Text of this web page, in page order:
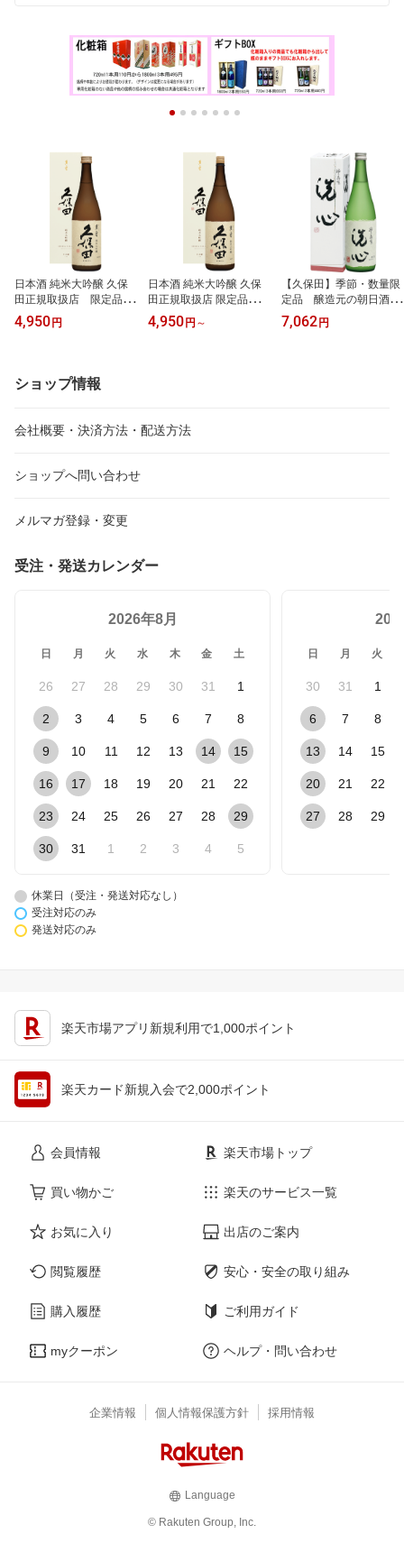
日本酒 純米大吟醸 久保
田正規取扱店 限定品
『久保田 萬寿 純米大吟
醸 720ml 化粧箱入』日本
ント 最高 日本酒 ギフ
ト 日本酒 純米大吟醸 日
ト 父の日 御中元 御歳暮
お年賀 御年始
4,950 円
日本酒 純米大吟醸 久保
田正規取扱店 限定品『久
保田 萬寿 純米大吟醸 』
化粧箱入り日本酒 新潟
始 お年始
4,950 円 ～
【久保田】季節・数量限
定品 醸造元の朝日酒造
最高 『朝日山 洗心 純米
大吟醸 720ml 』 久保田
7,062 円
ショップ情報
会社概要・決済方法・配送方法
ショップへ問い合わせ
メルマガ登録・変更
受注・発送カレンダー
2026年8月
日 月 火 水 木 金 土
26 27 28 29 30 31 1
2 3 4 5 6 7 8
9 10 11 12 13 14 15
16 17 18 19 20 21 22
23 24 25 26 27 28 29
30 31 1 2 3 4 5
日 月 火
30 31 1
6 7 8
13 14 15
20 21 22
27 28 29
休業日（受注・発送対応なし）
受注対応のみ
発送対応のみ
楽天市場アプリ新規利用で1,000ポイント
楽天カード新規入会で2,000ポイント
会員情報
買い物かご
お気に入り
閲覧履歴
購入履歴
myクーポン
楽天市場トップ
楽天のサービス一覧
出店のご案内
安心・安全の取り組み
ご利用ガイド
ヘルプ・問い合わせ
企業情報 個人情報保護方針 採用情報
Language
© Rakuten Group, Inc.